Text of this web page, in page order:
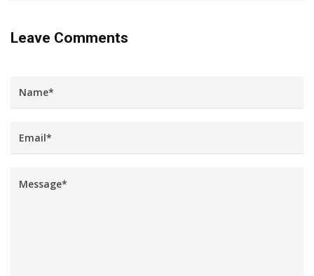
Leave Comments